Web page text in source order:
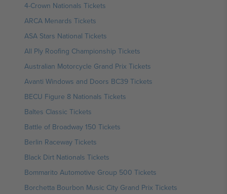
4-Crown Nationals Tickets
ARCA Menards Tickets
ASA Stars National Tickets
All Ply Roofing Championship Tickets
Australian Motorcycle Grand Prix Tickets
Avanti Windows and Doors BC39 Tickets
BECU Figure 8 Nationals Tickets
Baltes Classic Tickets
Battle of Broadway 150 Tickets
Berlin Raceway Tickets
Black Dirt Nationals Tickets
Bommarito Automotive Group 500 Tickets
Borchetta Bourbon Music City Grand Prix Tickets